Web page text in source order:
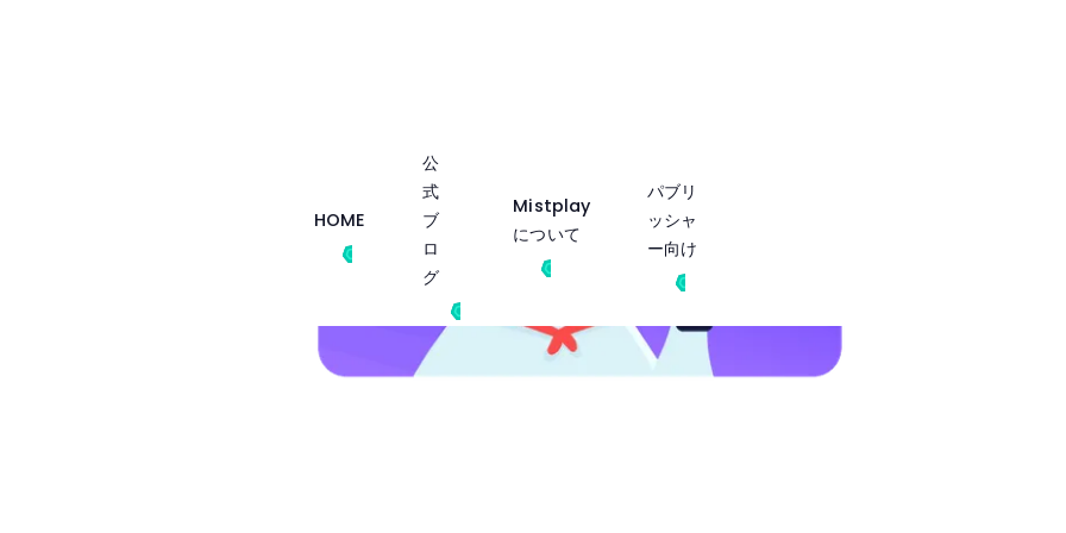
HOME
公
式
ブ
ロ
グ
Mistplay
について
パブリ
ッシャ
ー向け